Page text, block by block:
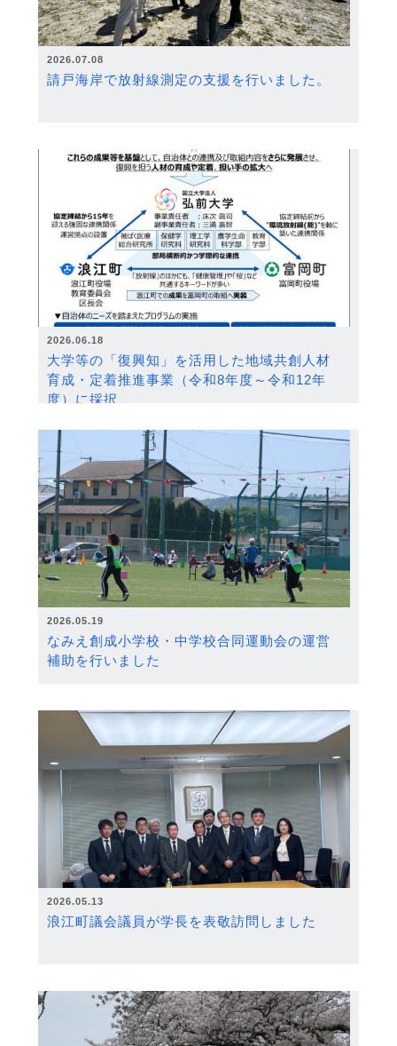
2026.07.08
請戸海岸で放射線測定の支援を行いました。
2026.06.18
大学等の「復興知」を活用した地域共創人材
育成・定着推進事業（令和8年度～令和12年
度）に採択
2026.05.19
なみえ創成小学校・中学校合同運動会の運営
補助を行いました
2026.05.13
浪江町議会議員が学長を表敬訪問しました